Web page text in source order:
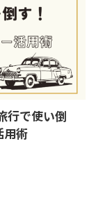
行で使い倒
用術